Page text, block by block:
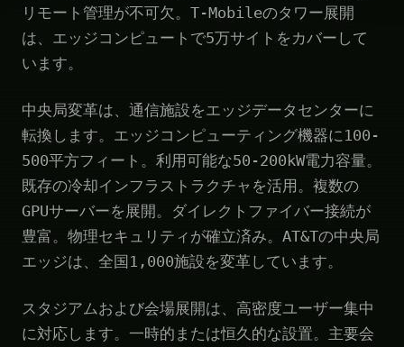
リモート管理が不可欠。T-Mobileのタワー展開
は、エッジコンピュートで5万サイトをカバーして
います。
中央局変革は、通信施設をエッジデータセンターに
転換します。エッジコンピューティング機器に100-
500平方フィート。利用可能な50-200kW電力容量。
既存の冷却インフラストラクチャを活用。複数の
GPUサーバーを展開。ダイレクトファイバー接続が
豊富。物理セキュリティが確立済み。AT&Tの中央局
エッジは、全国1,000施設を変革しています。
スタジアムおよび会場展開は、高密度ユーザー集中
に対応します。一時的または恒久的な設置。主要会